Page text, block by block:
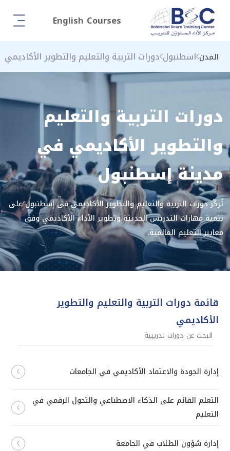
English Courses
المدن اسطنبول دورات التربية والتعليم والتطوير الأكاديمي
دورات التربية والتعليم
والتطوير الأكاديمي في
مدينة إسطنبول
تُركّز دورات التربية والتعليم والتطوير الأكاديمي في إسطنبول على
تنمية مهارات التدريس الحديثة وتطوير الأداء الأكاديمي وفق
معايير التعليم العالمية.
قائمة دورات التربية والتعليم والتطوير
الأكاديمي
إدارة الجودة والاعتماد الأكاديمي في الجامعات
التعلم القائم على الذكاء الاصطناعي والتحول الرقمي في
التعليم
إدارة شؤون الطلاب في الجامعة